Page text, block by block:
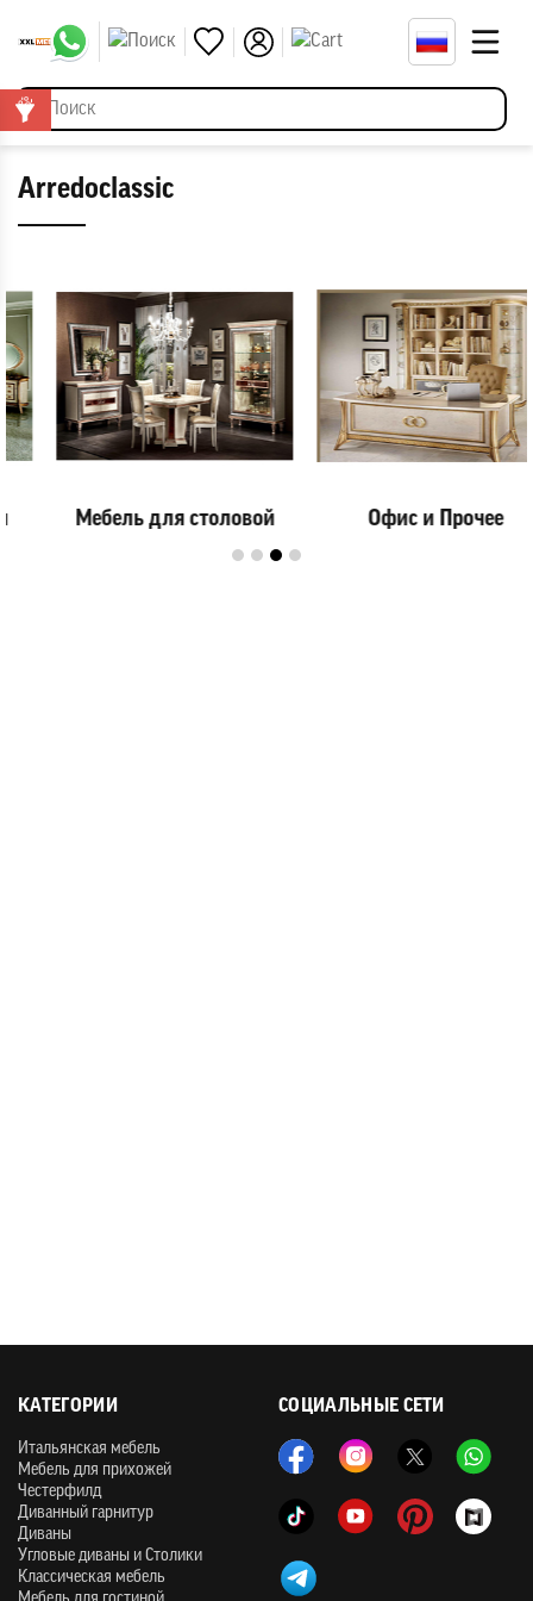
Arredoclassic
Мебель для столовой Офис и Прочее
СОЦИАЛЬНЫЕ СЕТИ
КАТЕГОРИИ
Итальянская мебель
Мебель для прихожей
Честерфилд
Диванный гарнитур
Диваны
Угловые диваны и Столики
Классическая мебель